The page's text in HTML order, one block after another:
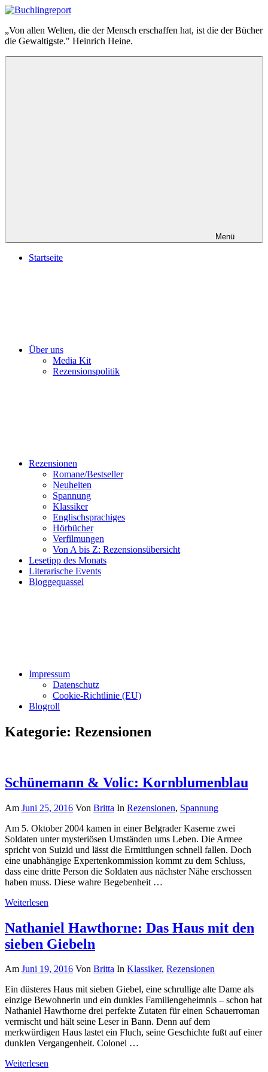
Zum
springen
Buchlingreport
„Von allen Welten, die der Mensch erschaffen hat, ist die der Bücher
die Gewaltigste." Heinrich Heine.
Menü
Startseite
Über uns
Media Kit
Rezensionspolitik
Rezensionen
Romane/Bestseller
Neuheiten
Spannung
Klassiker
Englischsprachiges
Hörbücher
Verfilmungen
Von A bis Z: Rezensionsübersicht
Lesetipp des Monats
Literarische Events
Bloggequassel
Impressum
Datenschutz
Cookie-Richtlinie (EU)
Blogroll
Kategorie: Rezensionen
Schünemann & Volic: Kornblumenblau
Am Juni 25, 2016 Von Britta In Rezensionen, Spannung
Am 5. Oktober 2004 kamen in einer Belgrader Kaserne zwei
Soldaten unter mysteriösen Umständen ums Leben. Die Armee
spricht von Suizid und lässt die Ermittlungen schnell fallen. Doch
eine unabhängige Expertenkommission kommt zu dem Schluss,
dass eine dritte Person die Soldaten aus nächster Nähe erschossen
haben muss. Diese wahre Begebenheit …
Weiterlesen
Nathaniel Hawthorne: Das Haus mit den
sieben Giebeln
Am Juni 19, 2016 Von Britta In Klassiker, Rezensionen
Ein düsteres Haus mit sieben Giebel, eine schrullige alte Dame als
einzige Bewohnerin und ein dunkles Familiengeheimnis – schon hat
Nathaniel Hawthorne drei perfekte Zutaten für einen Schauerroman
vermischt und hält seine Leser in Bann. Denn auf dem
merkwürdigen Haus lastet ein Fluch, seine Geschichte fußt auf einer
dunklen Vergangenheit. Colonel …
Weiterlesen